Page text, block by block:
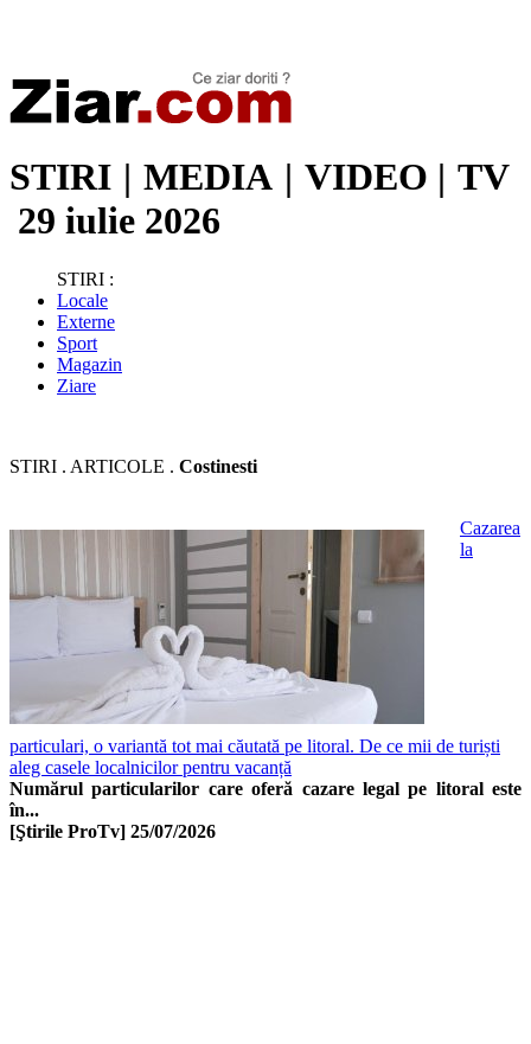
STIRI | MEDIA | VIDEO | TV
29 iulie 2026
STIRI :
Locale
Externe
Sport
Magazin
Ziare
STIRI . ARTICOLE . Costinesti
Cazarea
la
particulari, o variantă tot mai căutată pe litoral. De ce mii de turiști
aleg casele localnicilor pentru vacanță
Numărul particularilor care oferă cazare legal pe litoral este
în...
[Ştirile ProTv] 25/07/2026